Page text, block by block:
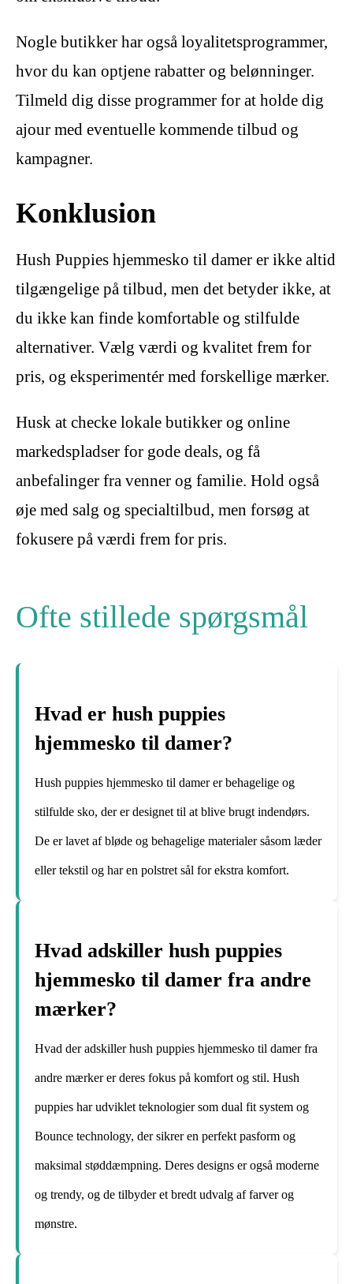
Nogle butikker har også loyalitetsprogrammer,
hvor du kan optjene rabatter og belønninger.
Tilmeld dig disse programmer for at holde dig
ajour med eventuelle kommende tilbud og
kampagner.
Konklusion
Hush Puppies hjemmesko til damer er ikke altid
tilgængelige på tilbud, men det betyder ikke, at
du ikke kan finde komfortable og stilfulde
alternativer. Vælg værdi og kvalitet frem for
pris, og eksperimentér med forskellige mærker.
Husk at checke lokale butikker og online
markedspladser for gode deals, og få
anbefalinger fra venner og familie. Hold også
øje med salg og specialtilbud, men forsøg at
fokusere på værdi frem for pris.
Ofte stillede spørgsmål
Hvad er hush puppies
hjemmesko til damer?
Hush puppies hjemmesko til damer er behagelige og
stilfulde sko, der er designet til at blive brugt indendørs.
De er lavet af bløde og behagelige materialer såsom læder
eller tekstil og har en polstret sål for ekstra komfort.
Hvad adskiller hush puppies
hjemmesko til damer fra andre
mærker?
Hvad der adskiller hush puppies hjemmesko til damer fra
andre mærker er deres fokus på komfort og stil. Hush
puppies har udviklet teknologier som dual fit system og
Bounce technology, der sikrer en perfekt pasform og
maksimal støddæmpning. Deres designs er også moderne
og trendy, og de tilbyder et bredt udvalg af farver og
mønstre.